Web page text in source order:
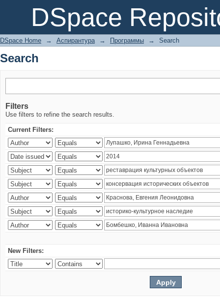
DSpace
Search
DSpace Home → Аспирантура → Программы → Search
Search
Filters
Use filters to refine the search results.
Current Filters:
New Filters: